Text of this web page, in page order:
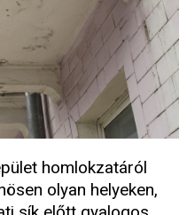
homlokzatáról
olyan helyeken,